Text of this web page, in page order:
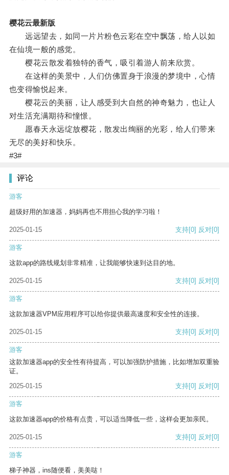
樱花云最新版
远远望去，如同一片片粉色云彩在空中飘荡，给人以如
在仙境一般的感觉。
樱花云散发着独特的香气，吸引着游人前来欣赏。
在这样的美景中，人们仿佛置身于浪漫的梦境中，心情
也变得愉悦起来。
樱花云的美丽，让人感受到大自然的神奇魅力，也让人
对生活充满期待和憧憬。
愿春天永远绽放樱花，散发出绚丽的光彩，给人们带来
无尽的美好和快乐。
#3#
评论
游客
超级好用的加速器，妈妈再也不用担心我的学习啦！
2025-01-15 支持[0] 反对[0]
游客
这款app的路线规划非常精准，让我能够快速到达目的地。
2025-01-15 支持[0] 反对[0]
游客
这款加速器VPM应用程序可以给你提供最高速度和安全性的连接。
2025-01-15 支持[0] 反对[0]
游客
这款加速器app的安全性有待提高，可以加强防护措施，比如增加双重验
证。
2025-01-15
支持[0] 反对[0]
游客
这款加速器app的价格有点贵，可以适当降低一些，这样会更加亲民。
2025-01-15 支持[0] 反对[0]
游客
梯子神器，ins随便看，美美哒！